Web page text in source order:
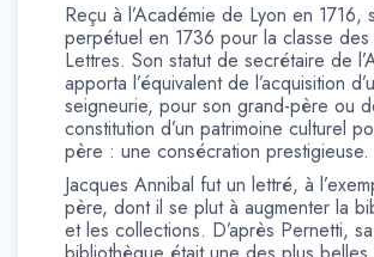
Reçu à l’Académie de Lyon en 1716,
perpétuel en 1736 pour la classe des
Lettres. Son statut de secrétaire de
apporta l’équivalent de l’acquisition
seigneurie, pour son grand-père ou
constitution d’un patrimoine culturel
père : une consécration prestigieuse.
Jacques Annibal fut un lettré, à
père, dont il se plut à augmenter la
et les collections. D’après Pernetti, sa